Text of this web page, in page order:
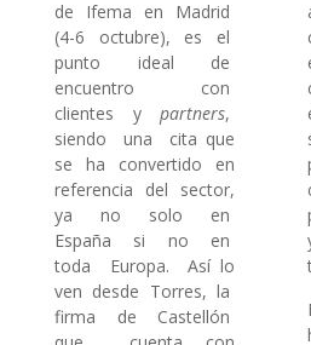
de Ifema en Madrid
(4-6 octubre), es el
punto ideal de
encuentro con
clientes y partners,
siendo una cita que
se ha convertido en
referencia del sector,
ya no solo en
España si no en
toda Europa. Así lo
ven desde Torres, la
firma de Castellón